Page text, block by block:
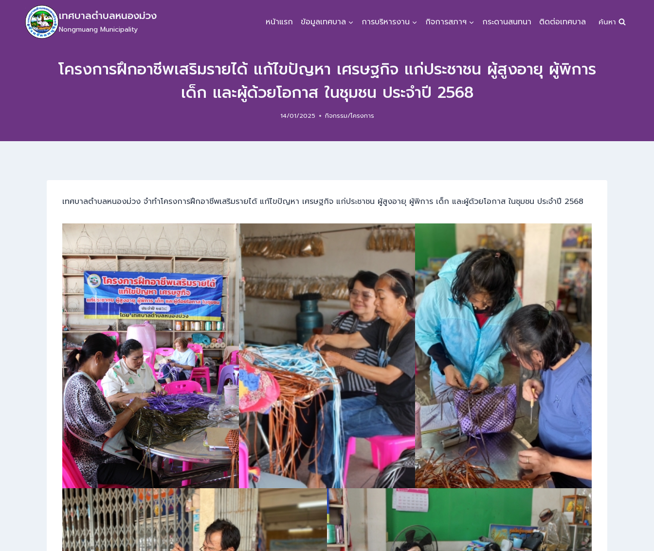
เทศบาลตำบลหนองม่วง
Nongmuang Municipality
หน้าแรก ข้อมูลเทศบาล การบริหารงาน กิจการสภาฯ กระดานสนทนา ติดต่อเทศบาล ค้นหา
โครงการฝึกอาชีพเสริมรายได้ แก้ไขปัญหา เศรษฐกิจ แก่ประชาชน ผู้สูงอายุ ผู้พิการ
เด็ก และผู้ด้วยโอกาส ในชุมชน ประจำปี 2568
14/01/2025 กิจกรรม/โครงการ
เทศบาลตำบลหนองม่วง จำทำโครงการฝึกอาชีพเสริมรายได้ แก้ไขปัญหา เศรษฐกิจ แก่ประชาชน ผู้สูงอายุ ผู้พิการ เด็ก และผู้ด้วยโอกาส ในชุมชน ประจำปี 2568